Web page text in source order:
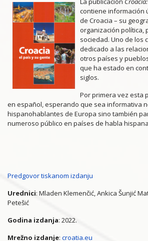
contiene información
de Croacia – su
organización política,
sociedad. Uno de los
dedicado a las
otros países y
que ha estado en
siglos.
Por primera vez esta
en español, esperando que sea informativa
hispanohablantes de Europa sino también
numeroso público en países de habla
Predgovor tiskanom izdanju
Urednici: Mladen Klemenčić, Ankica Šunjić
Petešić
Godina izdanja: 2022.
Mrežno izdanje: croatia.eu